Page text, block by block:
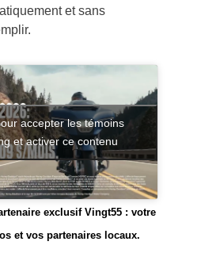
et sans
accepter les témoins
et activer ce contenu
exclusif Vingt55 : votre
et vos partenaires locaux.